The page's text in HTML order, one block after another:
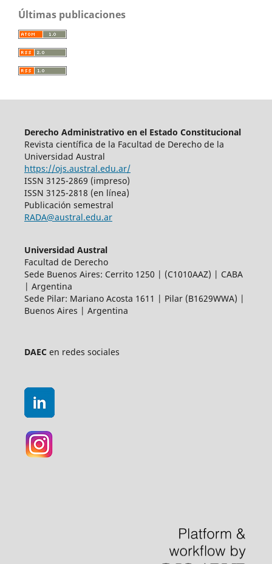
Últimas publicaciones
Derecho Administrativo en el Estado Constitucional
Revista científica de la Facultad de Derecho de la
Universidad Austral
https://ojs.austral.edu.ar/
ISSN 3125-2869 (impreso)
ISSN 3125-2818 (en línea)
Publicación semestral
RADA@austral.edu.ar
Universidad Austral
Facultad de Derecho
Sede Buenos Aires: Cerrito 1250 | (C1010AAZ) | CABA
| Argentina
Sede Pilar: Mariano Acosta 1611 | Pilar (B1629WWA) |
Buenos Aires | Argentina
DAECen redes sociales